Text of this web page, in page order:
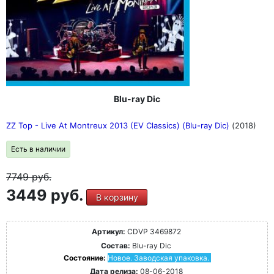
Blu-ray Dic
ZZ Top - Live At Montreux 2013 (EV Classics) (Blu-ray Dic) (2018)
Есть в наличии
7749руб.
3449 руб. В корзину
Артикул: CDVP 3469872
Состав: Blu-ray Dic
Состояние: Новое. Заводская упаковка.
Дата релиза: 08-06-2018